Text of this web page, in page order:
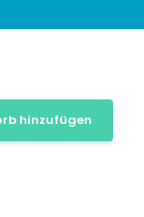
hinzufügen